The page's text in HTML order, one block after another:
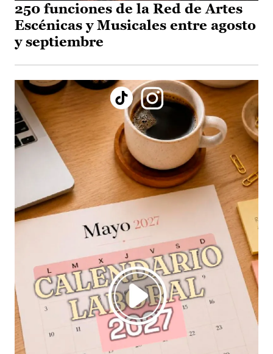
250 funciones de la Red de Artes
Escénicas y Musicales entre agosto
y septiembre